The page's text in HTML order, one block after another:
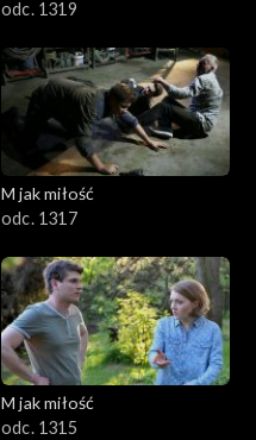
odc. 1319
M jak miłość
odc. 1317
M jak miłość
odc. 1315